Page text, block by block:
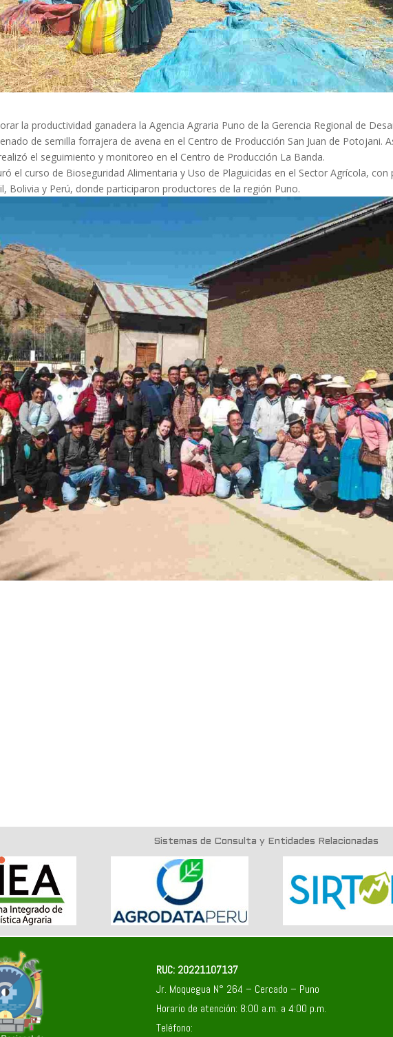
la productividad ganadera la Agencia Agraria Puno de la Gerencia Regional de
de semilla forrajera de avena en el Centro de Producción San Juan de Potojani.
el seguimiento y monitoreo en el Centro de Producción La Banda.
el curso de Bioseguridad Alimentaria y Uso de Plaguicidas en el Sector Agrícola, con
Bolivia y Perú, donde participaron productores de la región Puno.
Sistemas de Consulta y Entidades Relacionadas
RUC: 20221107137
Jr. Moquegua N° 264 – Cercado – Puno
Horario de atención: 8:00 a.m. a 4:00 p.m.
Teléfono: